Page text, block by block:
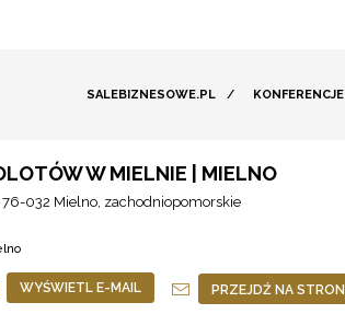
SALEBIZNESOWE.PL /
W MIELNIE | MIELNO
76-032 Mielno, zachodniopomorskie
WYŚWIETL E-MAIL PRZEJDŹ NA